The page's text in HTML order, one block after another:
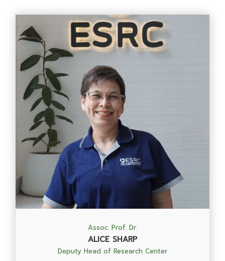
Assoc. Prof. Dr.
ALICE SHARP
Deputy Head of Research Center